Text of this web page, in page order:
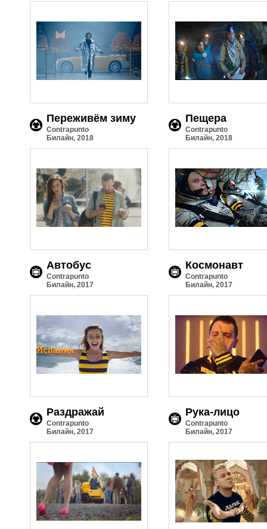
Переживём зиму
Contrapunto
Билайн, 2018
Пещера
Contrapunto
Билайн, 2018
Автобус
Contrapunto
Билайн, 2017
Космонавт
Contrapunto
Билайн, 2017
Раздражай
Contrapunto
Билайн, 2017
Рука-лицо
Contrapunto
Билайн, 2017